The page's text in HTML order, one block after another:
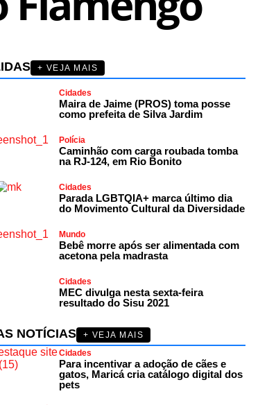
+ VEJA MAIS
Cidades
Maira de Jaime (PROS) toma posse
como prefeita de Silva Jardim
Polícia
Caminhão com carga roubada tomba
na RJ-124, em Rio Bonito
Cidades
Parada LGBTQIA+ marca último dia
do Movimento Cultural da Diversidade
Mundo
Bebê morre após ser alimentada com
acetona pela madrasta
Cidades
MEC divulga nesta sexta-feira
resultado do Sisu 2021
NOTÍCIAS
+ VEJA MAIS
Cidades
Para incentivar a adoção de cães e
gatos, Maricá cria catálogo digital dos
pets